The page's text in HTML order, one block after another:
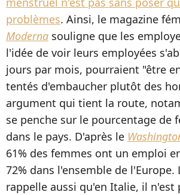
problèmes. Ainsi, le magazine
Moderna souligne que les
l'idée de voir leurs employées
jours par mois, pourraient "être
tentés d'embaucher plutôt des
argument qui tient la route,
se penche sur le pourcentage de
dans le pays. D'après le
61% des femmes ont un emploi
72% dans l'ensemble de l'Europe.
rappelle aussi qu'en Italie, il n'est